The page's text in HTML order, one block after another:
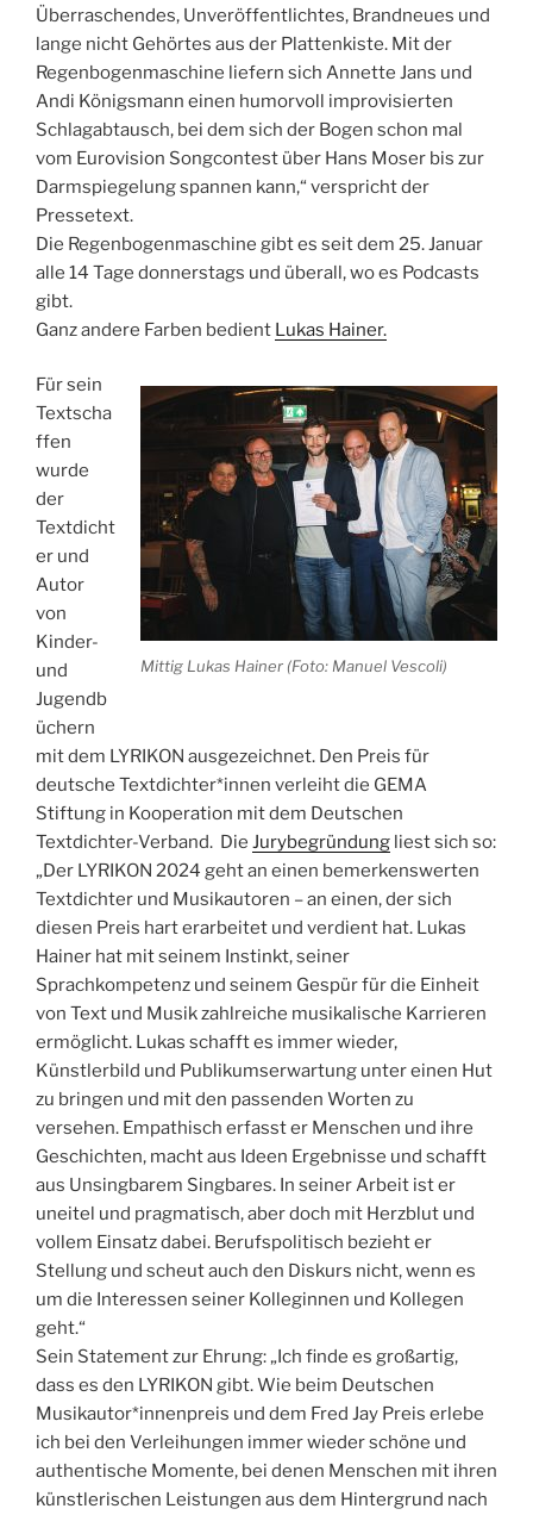
Überraschendes, Unveröffentlichtes, Brandneues und
lange nicht Gehörtes aus der Plattenkiste. Mit der
Regenbogenmaschine liefern sich Annette Jans und
Andi Königsmann einen humorvoll improvisierten
Schlagabtausch, bei dem sich der Bogen schon mal
vom Eurovision Songcontest über Hans Moser bis zur
Darmspiegelung spannen kann,“ verspricht der
Pressetext.
Die Regenbogenmaschine gibt es seit dem 25. Januar
alle 14 Tage donnerstags und überall, wo es Podcasts
gibt.
Ganz andere Farben bedient Lukas Hainer.
Mittig Lukas Hainer (Foto: Manuel Vescoli)
Für sein
Textscha
ffen
wurde
der
Textdicht
er und
Autor
von
Kinder-
und
Jugendb
üchern
mit dem LYRIKON ausgezeichnet. Den Preis für
deutsche Textdichter*innen verleiht die GEMA
Stiftung in Kooperation mit dem Deutschen
Textdichter-Verband. Die Jurybegründung liest sich so:
„Der LYRIKON 2024 geht an einen bemerkenswerten
Textdichter und Musikautoren – an einen, der sich
diesen Preis hart erarbeitet und verdient hat. Lukas
Hainer hat mit seinem Instinkt, seiner
Sprachkompetenz und seinem Gespür für die Einheit
von Text und Musik zahlreiche musikalische Karrieren
ermöglicht. Lukas schafft es immer wieder,
Künstlerbild und Publikumserwartung unter einen Hut
zu bringen und mit den passenden Worten zu
versehen. Empathisch erfasst er Menschen und ihre
Geschichten, macht aus Ideen Ergebnisse und schafft
aus Unsingbarem Singbares. In seiner Arbeit ist er
uneitel und pragmatisch, aber doch mit Herzblut und
vollem Einsatz dabei. Berufspolitisch bezieht er
Stellung und scheut auch den Diskurs nicht, wenn es
um die Interessen seiner Kolleginnen und Kollegen
geht.“
Sein Statement zur Ehrung: „Ich finde es großartig,
dass es den LYRIKON gibt. Wie beim Deutschen
Musikautor*innenpreis und dem Fred Jay Preis erlebe
ich bei den Verleihungen immer wieder schöne und
authentische Momente, bei denen Menschen mit ihren
künstlerischen Leistungen aus dem Hintergrund nach